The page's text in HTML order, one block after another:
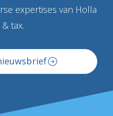
expertises van Holla
tax.